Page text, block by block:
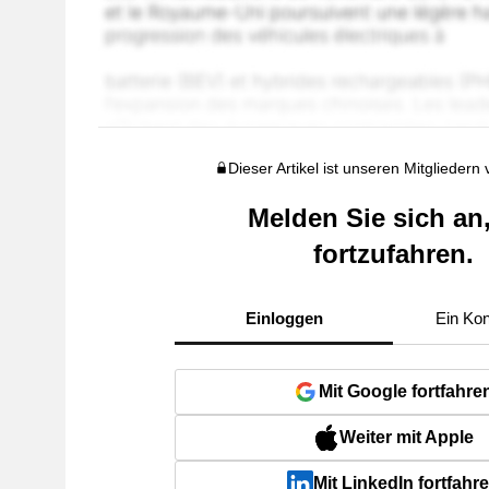
Dieser Artikel ist unseren Mitgliedern
Melden Sie sich
fortzufahren.
Einloggen Ein
Mit Google
Weiter mit Apple
Mit LinkedIn